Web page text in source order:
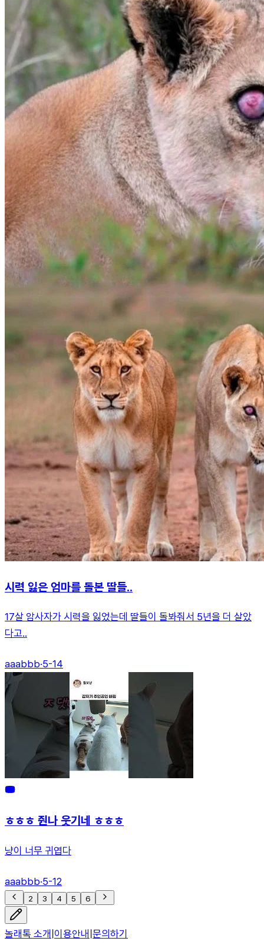
시력 잃은 엄마를 돌본 딸들..
17살 암사자가 시력을 잃었는데 딸들이 돌봐줘서 5년을 더 살았
다고..
aaabbb·5-14
ㅎㅎㅎ 줜나 웃기네 ㅎㅎㅎ
냥이 너무 귀엽다
aaabbb·5-12
2 3 4 5 6
놀래톡 소개 |이용안내 |문의하기